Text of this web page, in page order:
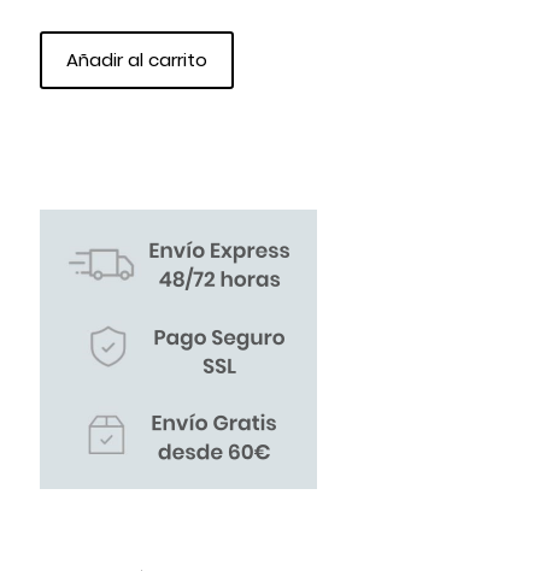
Añadir al carrito